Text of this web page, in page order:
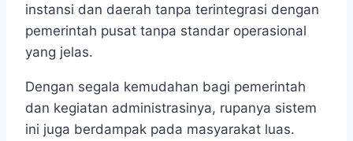
instansi dan daerah tanpa terintegrasi dengan
pemerintah pusat tanpa standar operasional
yang jelas.
Dengan segala kemudahan bagi pemerintah
dan kegiatan administrasinya, rupanya sistem
ini juga berdampak pada masyarakat luas.